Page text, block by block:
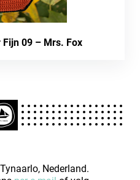
09 – Mrs. Fox
Nederland.